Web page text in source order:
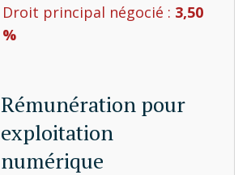
Droit principal négocié : 3,50
%
Rémunération pour
exploitation
numérique